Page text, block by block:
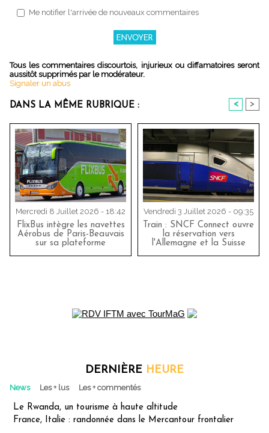
Me notifier l'arrivée de nouveaux commentaires
Tous les commentaires discourtois, injurieux ou diffamatoires seront
aussitôt supprimés par le modérateur.
Signaler un abus
DANS LA MÊME RUBRIQUE : < >
Mercredi 8 Juillet 2026 - 18:42
FlixBus intègre les navettes
Aérobus de Paris-Beauvais
sur sa plateforme
Vendredi 3 Juillet 2026 - 09:35
Train : SNCF Connect ouvre
la réservation vers
l'Allemagne et la Suisse
DERNIÈRE HEURE
News Les + lus Les + commentés
Le Rwanda, un tourisme à haute altitude
France, Italie : randonnée dans le Mercantour frontalier